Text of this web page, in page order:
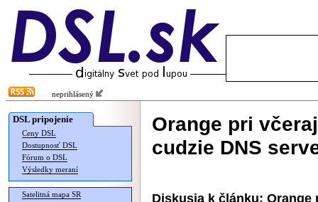
neprihlásený
DSL pripojenie
Ceny DSL
Dostupnosť DSL
Fórum o DSL
Výsledky meraní
Satelitná mapa SR
Orange pri
cudzie DNS
Diskusia k článku: Orange